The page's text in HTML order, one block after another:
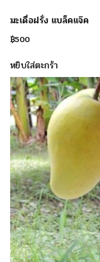
มะเดื่อฝรั่ง แบล็คแจ๊ค
฿500
หยิบใส่ตะกร้า